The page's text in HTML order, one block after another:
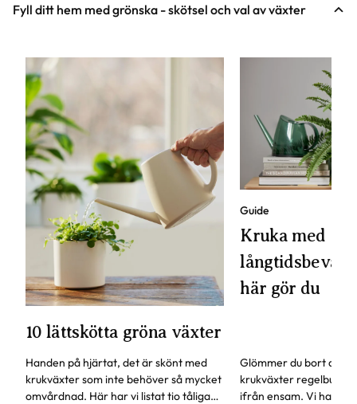
Fyll ditt hem med grönska - skötsel och val av växter
10 lättskötta gröna växter
Handen på hjärtat, det är skönt med
krukväxter som inte behöver så mycket
omvårdnad. Här har vi listat tio tåliga
Guide
Kruka med
här gör du
Glömmer du bort att
krukväxter
ifrån ensam. Vi har en